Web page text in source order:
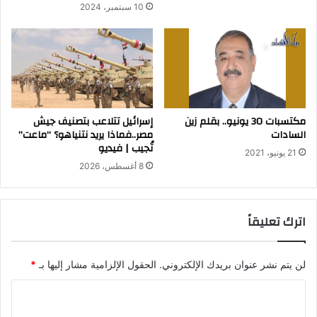
10 سبتمبر، 2024
مكتسبات 30 يونيو.. بقلم زين
السادات
21 يونيو، 2021
إسرائيل تتلاعب بتصنيف جيش
مصر..فماذا يريد نتنياهو؟ “ماعت”
تُجيب | فيديو
8 أغسطس، 2026
اترك تعليقاً
لن يتم نشر عنوان بريدك الإلكتروني. الحقول الإلزامية مشار إليها بـ *